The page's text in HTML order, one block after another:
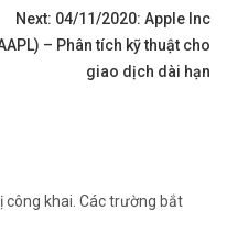
𝐠𝐢𝐚 𝐭𝐡ị 𝐭𝐫ườ𝐧𝐠 𝐭à𝐢 𝐜𝐡í𝐧𝐡
𝘌𝘹𝘯𝘦𝘴𝘴 𝘜𝘺 𝘛í𝘯 𝘷à 𝘱𝘩ù
𝘐𝘊𝘔𝘢𝘳𝘬𝘦𝘵𝘴 𝘯ổ𝘪 𝘵𝘪ế𝘯𝘨
𝘉𝘪𝘯𝘢𝘯𝘤𝘦 𝘯ổ𝘪 𝘵𝘪ế𝘯𝘨 𝘯𝘩ấ𝘵
03-11-2020-
Next: 04/11/2020: Apple Inc
– Phân tích kỹ thuật cho
giao dịch dài hạn
công khai. Các trường bắt